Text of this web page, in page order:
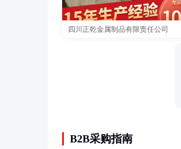
四川正乾金属制品有限责任公司
B2B采购指南